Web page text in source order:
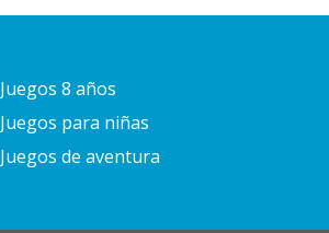
Juegos 8 años
Juegos para niñas
Juegos de aventura